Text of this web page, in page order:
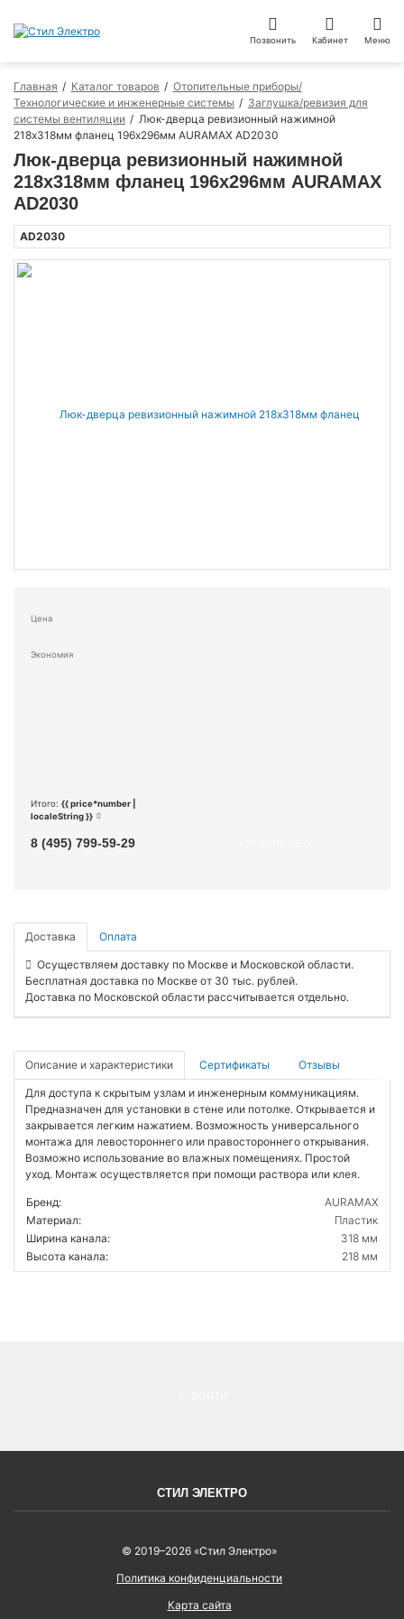
Позвонить Кабинет Меню
Главная Каталог товаров
Отопительные приборы/
Технологические и инженерные системы
Заглушка/ревизия для
системы вентиляции
Люк-дверца ревизионный нажимной
218х318мм фланец 196х296мм AURAMAX AD2030
Люк-дверца ревизионный нажимной
218х318мм фланец 196х296мм AURAMAX
AD2030
AD2030
Цена
Экономия
Итого: {{ price*number |
localeString }}
8 (495) 799-59-29
Доставка Оплата
Осуществляем доставку по Москве и Московской области.
Бесплатная доставка по Москве от 30 тыс. рублей.
Доставка по Московской области рассчитывается отдельно.
Описание и характеристики Сертификаты Отзывы
Для доступа к скрытым узлам и инженерным коммуникациям.
Предназначен для установки в стене или потолке. Открывается и
закрывается легким нажатием. Возможность универсального
монтажа для левостороннего или правостороннего открывания.
Возможно использование во влажных помещениях. Простой
уход. Монтаж осуществляется при помощи раствора или клея.
Бренд:
AURAMAX
Материал:
Пластик
Ширина канала:
318 мм
Высота канала:
218 мм
СТИЛ ЭЛЕКТРО
© 2019–2026 «Стил Электро»
Политика конфиденциальности
Карта сайта